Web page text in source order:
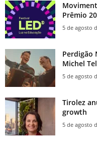
Prêmio
5 de agosto
Perdigão
Michel
5 de agosto
Tirolez
growth
5 de agosto